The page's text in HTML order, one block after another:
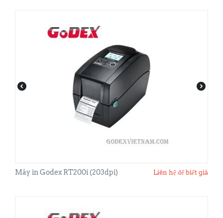
Máy in Godex RT200i (203dpi) Liên hệ để biết giá